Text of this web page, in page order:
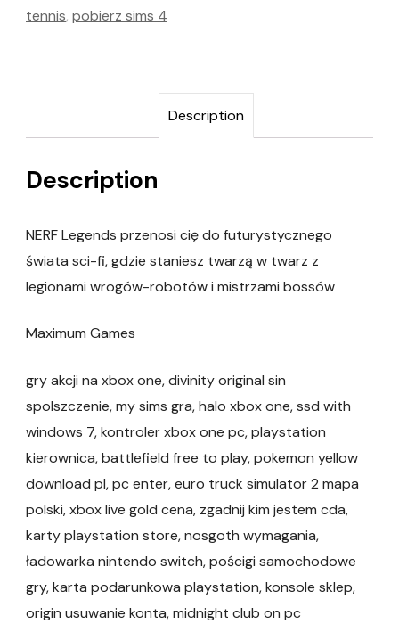
tennis, pobierz sims 4
Description
Description
NERF Legends przenosi cię do futurystycznego
świata sci-fi, gdzie staniesz twarzą w twarz z
legionami wrogów-robotów i mistrzami bossów
Maximum Games
gry akcji na xbox one, divinity original sin
spolszczenie, my sims gra, halo xbox one, ssd with
windows 7, kontroler xbox one pc, playstation
kierownica, battlefield free to play, pokemon yellow
download pl, pc enter, euro truck simulator 2 mapa
polski, xbox live gold cena, zgadnij kim jestem cda,
karty playstation store, nosgoth wymagania,
ładowarka nintendo switch, pościgi samochodowe
gry, karta podarunkowa playstation, konsole sklep,
origin usuwanie konta, midnight club on pc